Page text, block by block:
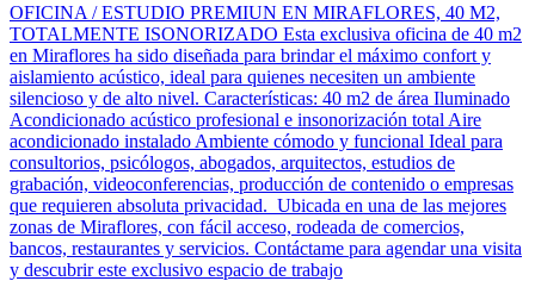
OFICINA / ESTUDIO PREMIUN EN MIRAFLORES, 40 M2,
TOTALMENTE ISONORIZADO Esta exclusiva oficina de 40 m2
en Miraflores ha sido diseñada para brindar el máximo confort y
aislamiento acústico, ideal para quienes necesiten un ambiente
silencioso y de alto nivel. Características: 40 m2 de área Iluminado
Acondicionado acústico profesional e insonorización total Aire
acondicionado instalado Ambiente cómodo y funcional Ideal para
consultorios, psicólogos, abogados, arquitectos, estudios de
grabación, videoconferencias, producción de contenido o empresas
que requieren absoluta privacidad. Ubicada en una de las mejores
zonas de Miraflores, con fácil acceso, rodeada de comercios,
bancos, restaurantes y servicios. Contáctame para agendar una visita
y descubrir este exclusivo espacio de trabajo